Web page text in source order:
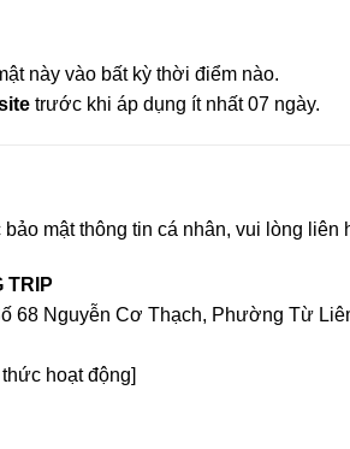
này vào bất kỳ thời điểm nào.
trước khi áp dụng ít nhất 07 ngày.
mật thông tin cá nhân, vui lòng liên
TRIP
68 Nguyễn Cơ Thạch, Phường Từ
hoạt động]